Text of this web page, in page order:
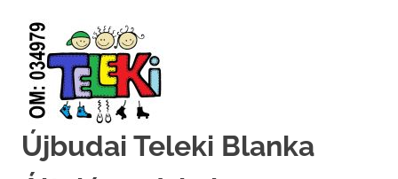
Újbudai Teleki Blanka